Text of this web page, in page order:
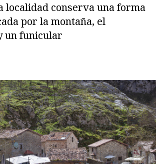
localidad conserva una forma
por la montaña, el
un funicular